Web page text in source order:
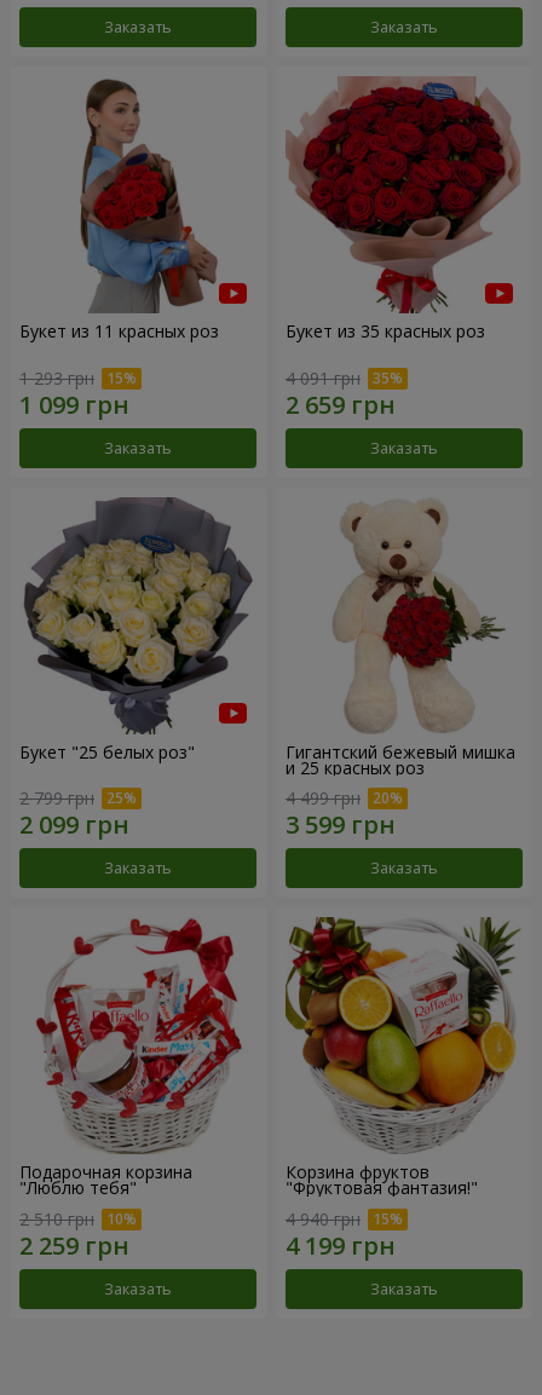
Заказать Заказать
Букет из 11 красных роз
1 293 грн
Заказать
Букет из 35 красных роз
4 091 грн
Заказать
Букет "25 белых роз"
2 799 грн
Заказать
Гигантский бежевый мишка
и 25 красных роз
4 499 грн
Заказать
Подарочная корзина
"Люблю тебя"
2 510 грн
Заказать
Корзина фруктов
"Фруктовая фантазия!"
4 940 грн
Заказать